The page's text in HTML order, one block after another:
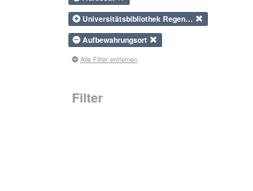
Universitätsbibliothek Regen…
Aufbewahrungsort
Alle Filter entfernen
Filter